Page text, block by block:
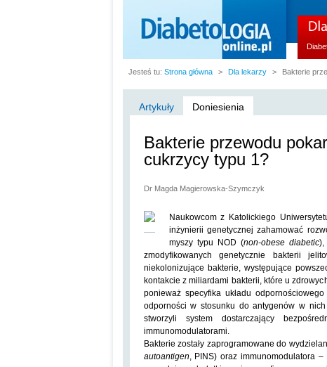
Jesteś tu: Strona główna > Dla lekarzy > Bakterie
Artykuły Doniesienia
Bakterie przewodu
cukrzycy typu 1?
Dr Magda Magierowska-Szymczyk
Naukowcom z Katolickiego
inżynierii genetycznej zahamować
myszy typu NOD (non-obese diabetic),
zmodyfikowanych genetycznie bakterii
niekolonizujące bakterie, występujące
kontakcie z miliardami bakterii, które u
ponieważ specyfika układu
odporności w stosunku do antygenów w
stworzyli system dostarczający
immunomodulatorami.
Bakterie zostały zaprogramowane do
autoantigen, PINS) oraz immunomodulatora